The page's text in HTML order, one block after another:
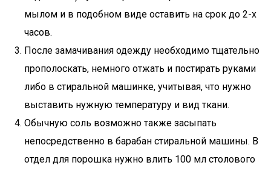
мылом и в подобном виде оставить на срок до 2-х
часов.
После замачивания одежду необходимо тщательно
прополоскать, немного отжать и постирать руками
либо в стиральной машинке, учитывая, что нужно
выставить нужную температуру и вид ткани.
Обычную соль возможно также засыпать
непосредственно в барабан стиральной машины. В
отдел для порошка нужно влить 100 мл столового